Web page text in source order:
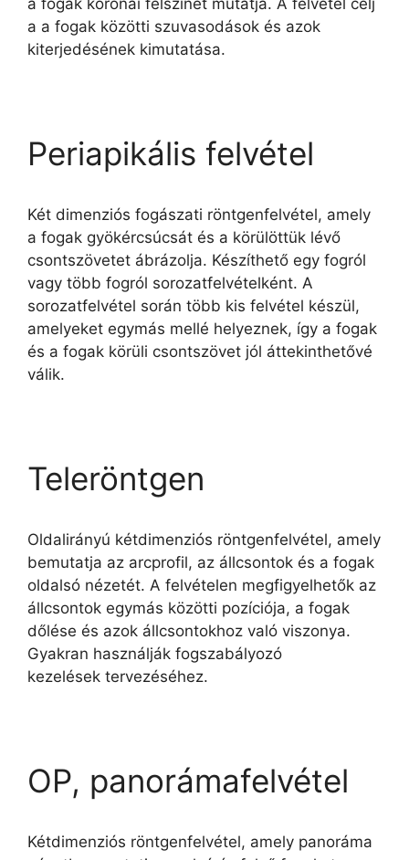
a fogak koronai felszínét mutatja. A felvétel célj
a a fogak közötti szuvasodások és azok
kiterjedésének kimutatása.
Periapikális felvétel
Két dimenziós fogászati röntgenfelvétel, amely
a fogak gyökércsúcsát és a körülöttük lévő
csontszövetet ábrázolja. Készíthető egy fogról
vagy több fogról sorozatfelvételként. A
sorozatfelvétel során több kis felvétel készül,
amelyeket egymás mellé helyeznek, így a fogak
és a fogak körüli csontszövet jól áttekinthetővé
válik.
Teleröntgen
Oldalirányú kétdimenziós röntgenfelvétel, amely
bemutatja az arcprofil, az állcsontok és a fogak
oldalsó nézetét. A felvételen megfigyelhetők az
állcsontok egymás közötti pozíciója, a fogak
dőlése és azok állcsontokhoz való viszonya.
Gyakran használják fogszabályozó
kezelések tervezéséhez.
OP, panorámafelvétel
Kétdimenziós röntgenfelvétel, amely panoráma